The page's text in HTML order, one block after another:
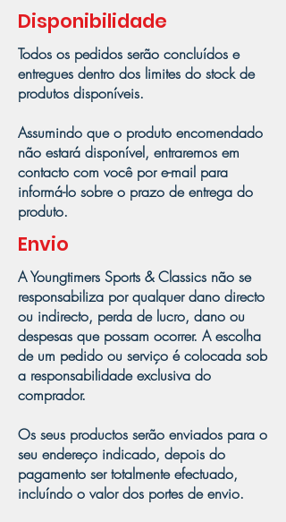
Disponibilidade
Todos os pedidos serão concluídos e
entregues dentro dos limites do stock de
produtos disponíveis.
Assumindo que o produto encomendado
não estará disponível, entraremos em
contacto com você por e-mail para
informá-lo sobre o prazo de entrega do
produto.
Envio
A Youngtimers Sports & Classics não se
responsabiliza por qualquer dano directo
ou indirecto, perda de lucro, dano ou
despesas que possam ocorrer. A escolha
de um pedido ou serviço é colocada sob
a responsabilidade exclusiva do
comprador.
Os seus productos serão enviados para o
seu endereço indicado, depois do
pagamento ser totalmente efectuado,
incluíndo o valor dos portes de envio.